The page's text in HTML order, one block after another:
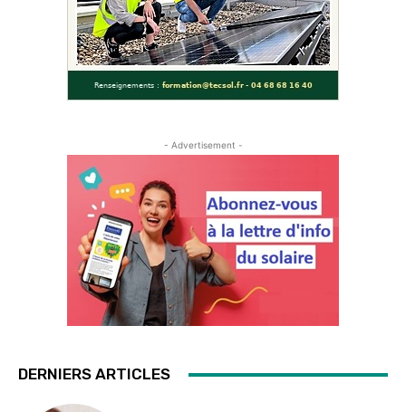
- Advertisement -
DERNIERS ARTICLES